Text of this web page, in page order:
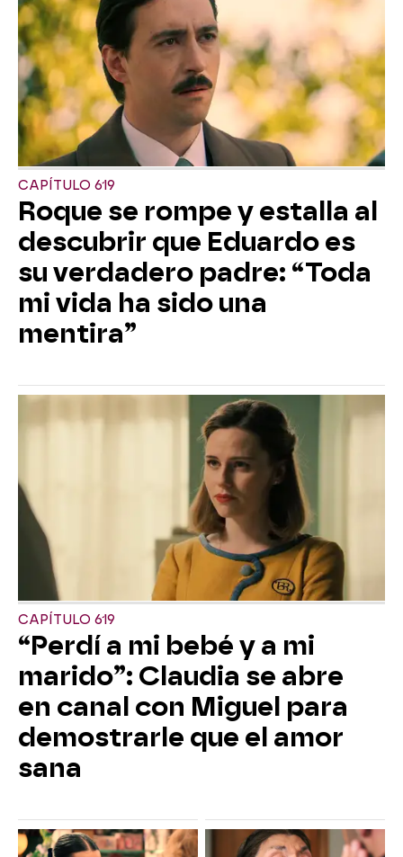
CAPÍTULO 619
Roque se rompe y estalla al
descubrir que Eduardo es
su verdadero padre: “Toda
mi vida ha sido una
mentira”
CAPÍTULO 619
“Perdí a mi bebé y a mi
marido”: Claudia se abre
en canal con Miguel para
demostrarle que el amor
sana